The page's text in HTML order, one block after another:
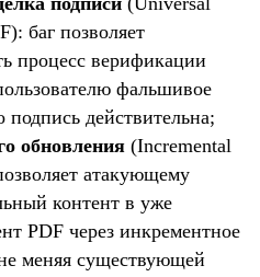
баг позволяет
процесс верификации
фальшивое
действительна;
обновления (Incremental
атакующему
контент в уже
PDF через инкрементное
меняя существующей